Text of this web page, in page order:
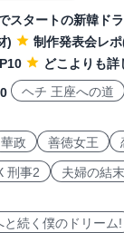
スタートの新韓ド
)
制作発表会レ
どこよりも
ヘチ 王座への道
華政 善徳女王
刑事2 夫婦の結末
と続く僕のドリーム!